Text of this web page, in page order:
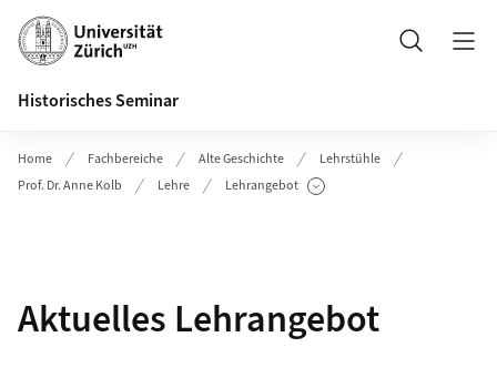
Header
Suche
Historisches Seminar
Home Fachbereiche Alte Geschichte
Lehrstühle
Prof. Dr. Anne Kolb
Lehre Lehrangebot
Unterseiten anzeigen
Aktuelles Lehrangebot